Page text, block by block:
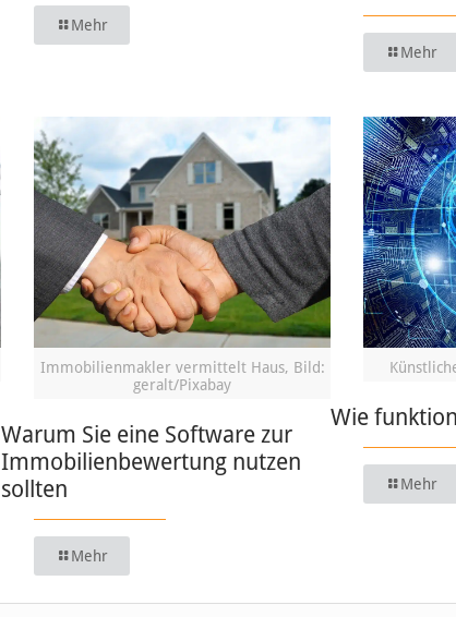
Mehr
Mehr
Immobilienmakler vermittelt Haus, Bild:
geralt/Pixabay
Warum Sie eine Software zur
Immobilienbewertung nutzen
sollten
Mehr
Wie
Mehr